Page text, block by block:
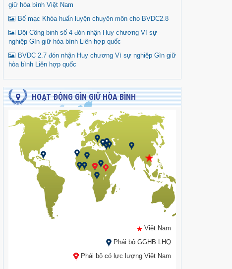
giữ hòa bình Việt Nam
Bế mạc Khóa huấn luyện chuyên môn cho BVDC2.8
Đội Công binh số 4 đón nhận Huy chương Vì sự
nghiệp Gìn giữ hòa bình Liên hợp quốc
BVDC 2.7 đón nhận Huy chương Vì sự nghiệp Gìn giữ
hòa bình Liên hợp quốc
HOẠT ĐỘNG GÌN GIỮ HÒA BÌNH
Việt Nam
Phái bộ GGHB LHQ
Phái bộ có lực lượng Việt Nam